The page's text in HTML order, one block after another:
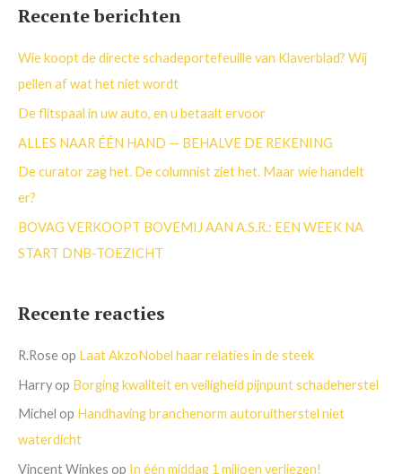
n
a
a
r
Recente berichten
Wie koopt de directe schadeportefeuille van Klaverblad? Wij
pellen af wat het niet wordt
De flitspaal in uw auto, en u betaalt ervoor
ALLES NAAR ÉÉN HAND — BEHALVE DE REKENING
De curator zag het. De columnist ziet het. Maar wie handelt
er?
BOVAG VERKOOPT BOVEMIJ AAN A.S.R.: EEN WEEK NA
START DNB-TOEZICHT
Recente reacties
R.Roseop Laat AkzoNobel haar relaties in de steek
Harryop Borging kwaliteit en veiligheid pijnpunt schadeherstel
Michel op Handhaving branchenorm autoruitherstel niet
waterdicht
Vincent Winkes op In één middag 1 miljoen verliezen!